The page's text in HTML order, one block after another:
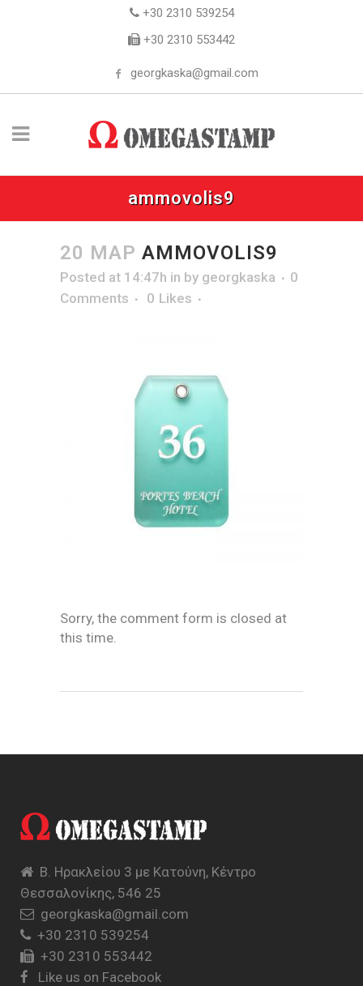
+30 2310 539254
+30 2310 553442
georgkaska@gmail.com
ammovolis9
20 ΜΑΡ AMMOVOLIS9
Posted at 14:47h in by georgkaska
0
Comments
0 Likes
Sorry, the comment form is closed at
this time.
Β. Ηρακλείου 3 με Κατούνη, Κέντρο
Θεσσαλονίκης, 546 25
georgkaska@gmail.com
+30 2310 539254
+30 2310 553442
Like us on Facebook